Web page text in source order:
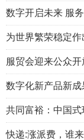
数字开启未来 服
为世界繁荣稳定作
服贸会迎来公众开
数字化新产品新
共同富裕：中国式
快递:涨派费，谁